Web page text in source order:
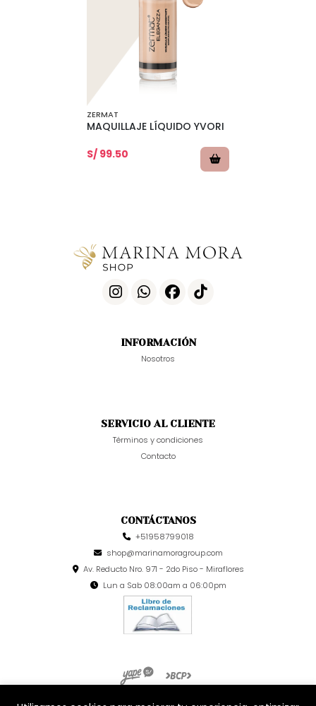
ZERMAT
MAQUILLAJE LÍQUIDO YVORI
S/ 99.50
INFORMACIÓN
Nosotros
SERVICIO AL CLIENTE
Términos y condiciones
Contacto
CONTÁCTANOS
+51958799018
shop@marinamoragroup.com
Av. Reducto Nro. 971 - 2do Piso - Miraflores
Lun a Sab 08:00am a 06:00pm